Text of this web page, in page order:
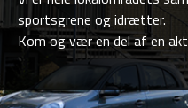
Arrangementer
Hæder og udmærkelser
Find vej og planer
sportsgrene og idrætter.
Kom og vær en del af en